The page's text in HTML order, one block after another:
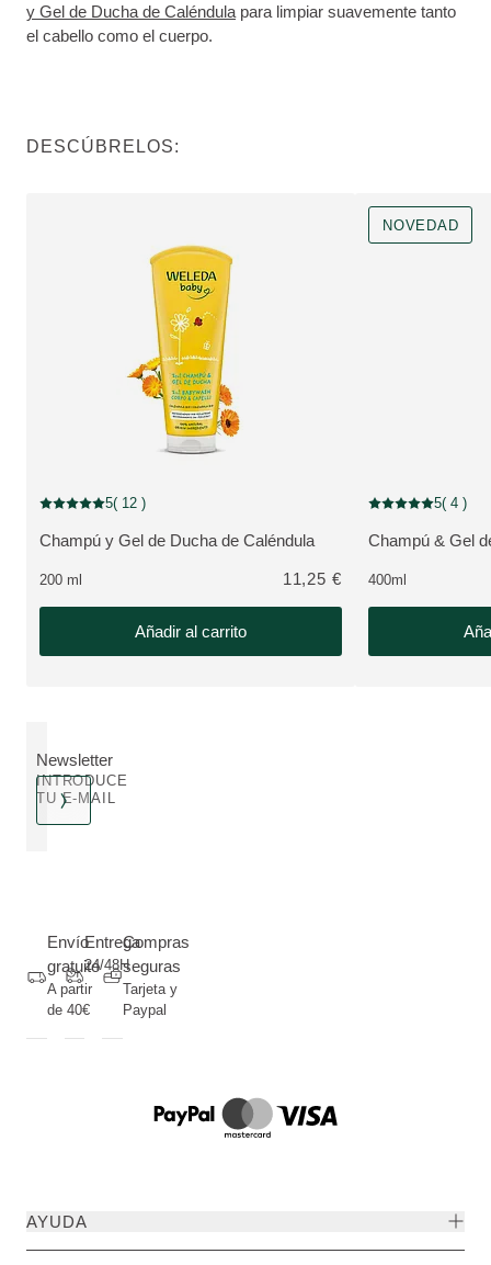
y Gel de Ducha de Caléndula para limpiar suavemente tanto
el cabello como el cuerpo.
DESCÚBRELOS:
VER PRODUCTO:
Champú y Gel de Ducha de Caléndula
Puntuación: 5 / 5 estrellas 12 valoraciones de usuarios
5( 12 )
200 ml 11,25 €
Añadir al carrito
NOVEDAD
NOVEDAD
VER
Champú & Gel
Puntuación: 5 / 5
5( 4 )
400ml
Newsletter
INTRODUCE
TU E-MAIL
Envío
gratuito
A partir
de 40€
Entrega
24/48H
Compras
seguras
Tarjeta y
Paypal
AYUDA